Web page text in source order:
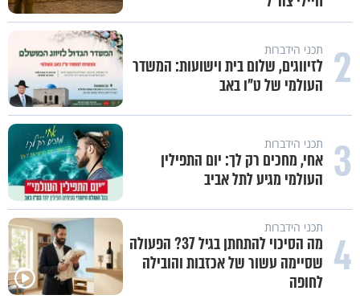
2 תכני הידברות
לזיווגים, שלום בית וישועות: המשדר
העולמי של ט"ו באב
3 תכני הידברות
אחי, מחכים רק לך: יום התפילין
העולמי מגיע לתל אביב
4 תכני הידברות
מה הסיכוי להתחתן בגיל 37? הפעולה
שסיימה עשור של אכזבות והובילה
לחופה